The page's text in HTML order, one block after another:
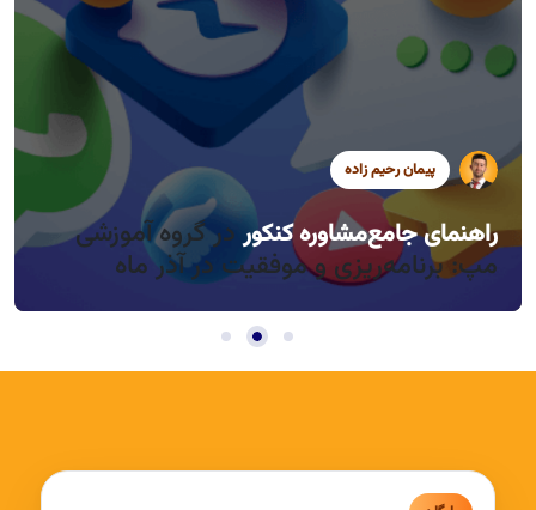
سید محمد موسوی
مدیریت خواب و بی‌حوصلگی در این فصل
پیمان رحیم زاده
راهنمای جامعمشاوره کنکوردر گروه آموزشی
مپ: برنامه‌ریزی و موفقیت در آذر ماه
سید محمد موسوی
راندمان بالا در روزهای کوتاه آذر، چطور؟